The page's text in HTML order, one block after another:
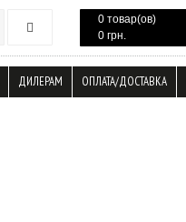
0 товар(ов)
0 грн.
ДИЛЕРАМ ОПЛАТА/ДОСТАВКА